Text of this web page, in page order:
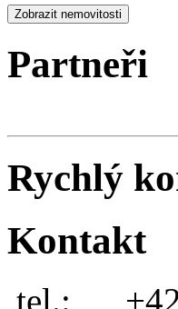
Partneři
Rychlý
Kontakt
tel.: